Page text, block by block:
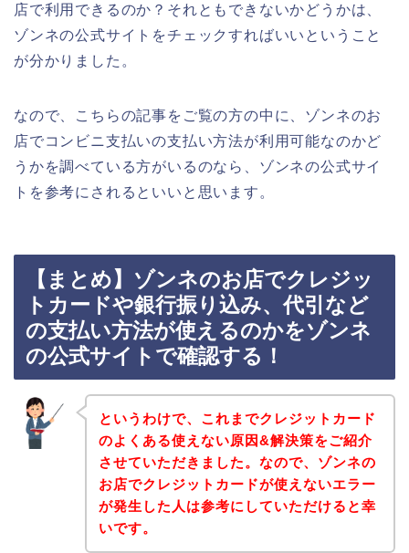
店で利用できるのか？それともできないかどうかは、
ゾンネの公式サイトをチェックすればいいということ
が分かりました。
なので、こちらの記事をご覧の方の中に、ゾンネのお
店でコンビニ支払いの支払い方法が利用可能なのかど
うかを調べている方がいるのなら、ゾンネの公式サイ
トを参考にされるといいと思います。
【まとめ】ゾンネのお店でクレジッ
トカードや銀行振り込み、代引など
の支払い方法が使えるのかをゾンネ
の公式サイトで確認する！
というわけで、これまでクレジットカード
のよくある使えない原因&解決策をご紹介
させていただきました。なので、ゾンネの
お店でクレジットカードが使えないエラー
が発生した人は参考にしていただけると幸
いです。